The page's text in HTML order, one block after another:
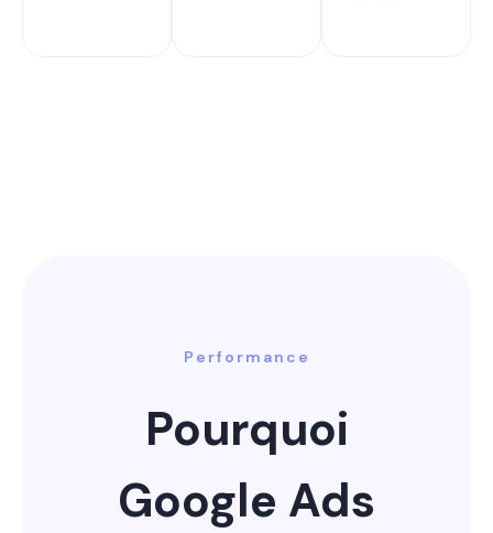
Performance
Pourquoi
Google Ads